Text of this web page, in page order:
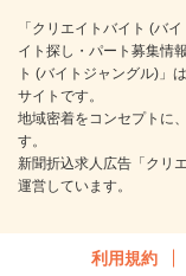
「クリエイトバイト (バ
イト探し・パート募集情
ト (バイトジャングル)」
サイトです。
地域密着をコンセプトに
す。
新聞折込求人広告「クリ
運営しています。
利用規約